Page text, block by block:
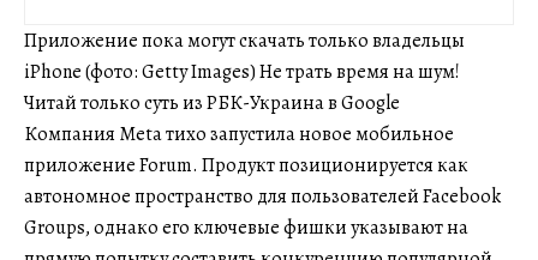
Приложение пока могут скачать только владельцы
iPhone (фото: Getty Images) Не трать время на шум!
Читай только суть из РБК-Украина в Google
Компания Meta тихо запустила новое мобильное
приложение Forum. Продукт позиционируется как
автономное пространство для пользователей Facebook
Groups, однако его ключевые фишки указывают на